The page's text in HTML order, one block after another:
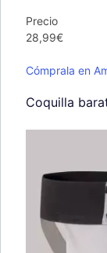
Precio
28,99€
Cómprala en
Coquilla